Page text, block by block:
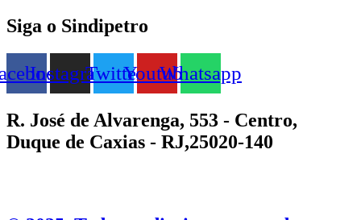
Siga o Sindipetro
InstagramTwitterYoutubeWhatsapp
R. José de Alvarenga, 553 - Centro,
Duque de Caxias - RJ,25020-140